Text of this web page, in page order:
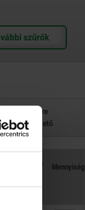
idő kérésre
nem elérhető
állás
Mennyiség